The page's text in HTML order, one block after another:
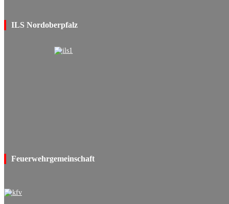
ILS Nordoberpfalz
Feuerwehrgemeinschaft